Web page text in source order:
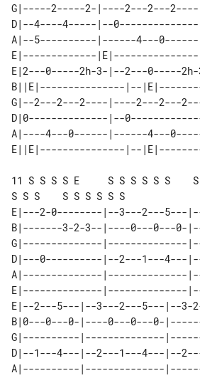
G|-----2-----2-|----2---2---
D|--4----4-----|--
A|--5----------|------4---
E|-------------
E|2---0-----2h-3-|--2---
B||E|---------------|--
G|--2---2---2----|----2---
D|0--------------|--
A|----4---0------|------
11 S S S S E     S S S S S S
S S S    S S S S S S
E|---2-0--------|--3---2---5---
B|-------3-2-3--|----0---0---0-
G|--------------|--------------
D|---0----------|--2---1---4---
A|--------------|--------------
E|--------------|--------------
E|--2---5---|--3---2---5---|--3-
B|0---0---0-|----0---0---0-
G|----------|--------------
D|--1---4---|--2---1---4---|--
A|----------|--------------